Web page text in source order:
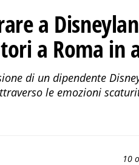
a
a Roma in
di un dipendente
le emozioni
10